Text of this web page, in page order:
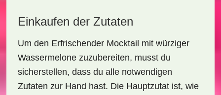
Einkaufen der Zutaten
Um den Erfrischender Mocktail mit würziger
Wassermelonezuzubereiten, musst du
sicherstellen, dass du alle notwendigen
Zutaten zur Hand hast. Die Hauptzutat ist, wie